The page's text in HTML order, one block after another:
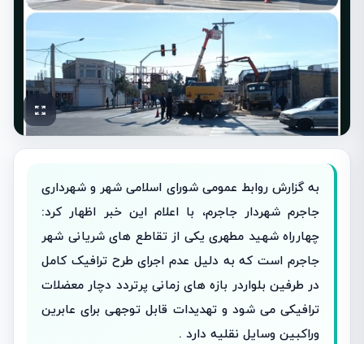
به گزارش روابط عمومی شورای اسلامی شهر و شهرداری
جاجرم شهردار جاجرم، با اعلام این خبر اظهار کرد:
چهارراه شهید مطهری یکی از تقاطع های شریانی شهر
جاجرم است که به دلیل عدم اجرای طرح ترافیک کامل
در طرفین بلواردر بازه های زمانی پرتردد دچار معضلات
ترافیکی می شود و تهدیدات قابل توجهی برای عابرین
وراکبین وسایل نقلیه دارد .